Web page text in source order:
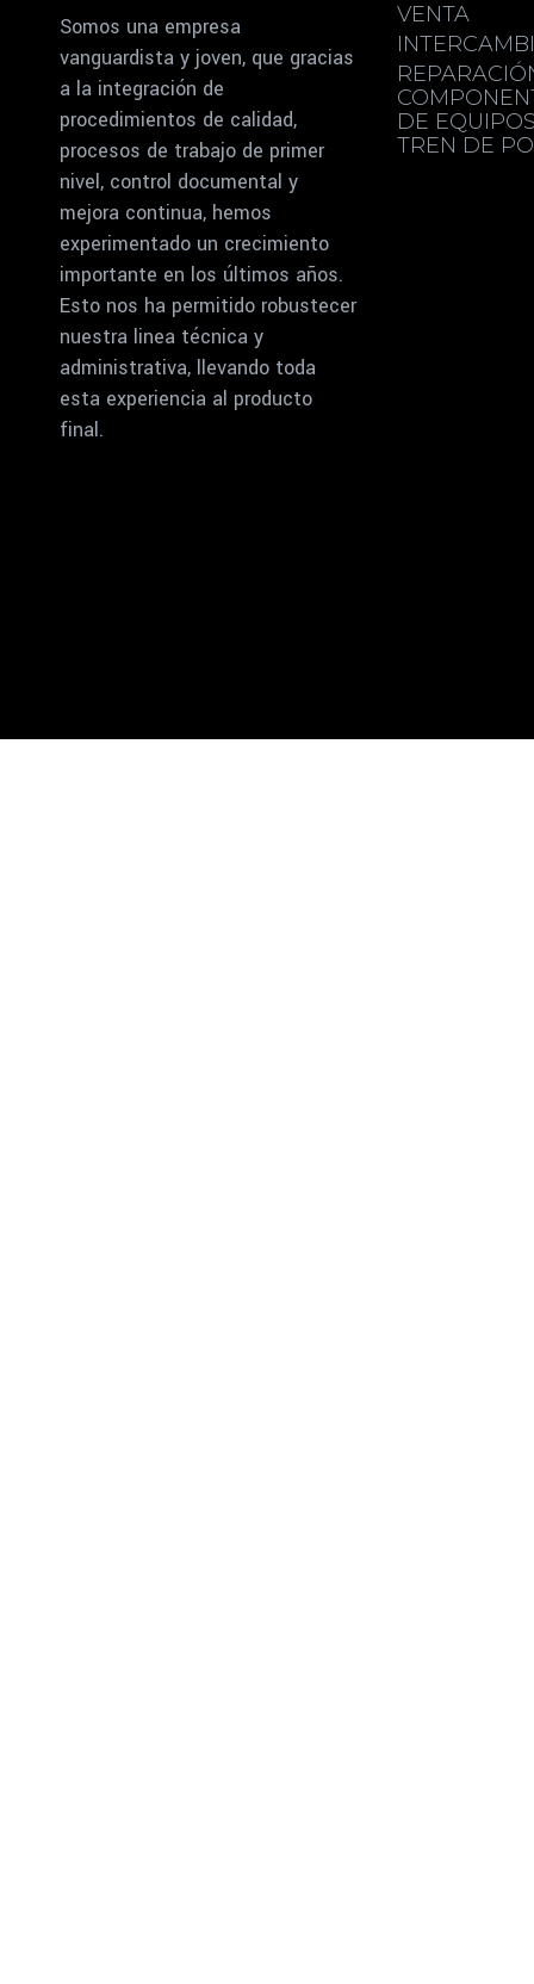
Somos una empresa
vanguardista y joven, que gracias
a la integración de
procedimientos de calidad,
procesos de trabajo de primer
nivel, control documental y
mejora continua, hemos
experimentado un crecimiento
importante en los últimos años.
Esto nos ha permitido robustecer
nuestra linea técnica y
administrativa, llevando toda
esta experiencia al producto
final.
VENTA
DE
TREN DE